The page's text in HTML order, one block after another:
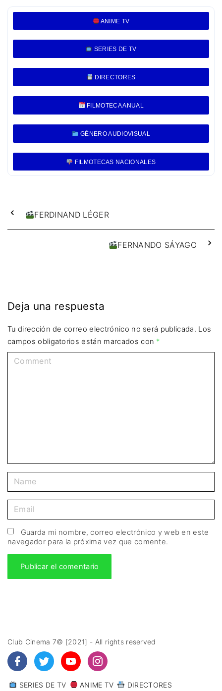
ANIME TV
SERIES DE TV
DIRECTORES
FILMOTECA ANUAL
GÉNERO AUDIOVISUAL
FILMOTECAS NACIONALES
FERDINAND LÉGER
FERNANDO SÁYAGO
Deja una respuesta
Tu dirección de correo electrónico no será publicada. Los
campos obligatorios están marcados con *
Guarda mi nombre, correo electrónico y web en este
navegador para la próxima vez que comente.
Club Cinema 7© [2021] - All rights reserved
SERIES DE TV ANIME TV DIRECTORES